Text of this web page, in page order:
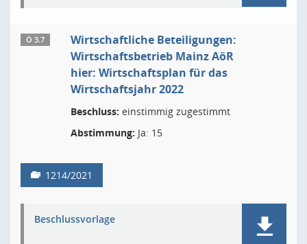
Ö 3.7
Wirtschaftliche Beteiligungen:
Wirtschaftsbetrieb Mainz AöR
hier: Wirtschaftsplan für das
Wirtschaftsjahr 2022
Beschluss: einstimmig zugestimmt
Abstimmung: Ja: 15
1214/2021
Beschlussvorlage